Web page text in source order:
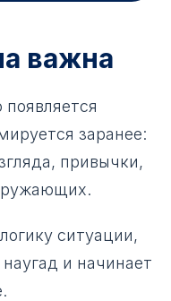
важна
заранее:
привычки,
ситуации,
и начинает